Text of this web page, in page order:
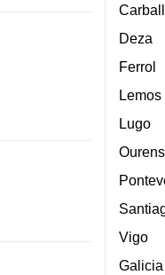
Deza
Ferrol
Lemos
Lugo
Vigo